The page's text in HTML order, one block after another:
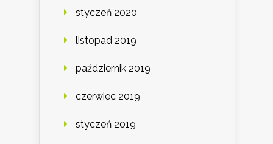
styczeń 2020
listopad 2019
październik 2019
czerwiec 2019
styczeń 2019